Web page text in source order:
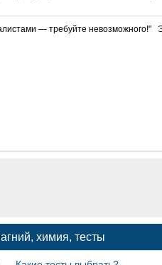
— требуйте невозможного!"
химия, тесты